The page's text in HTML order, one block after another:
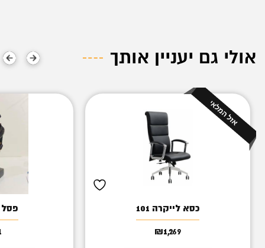
אולי גם יעניין אותך
כסא לייקרה 101
₪1,269